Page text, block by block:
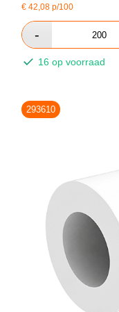
€42,08 p/100
16 op voorraad
293610